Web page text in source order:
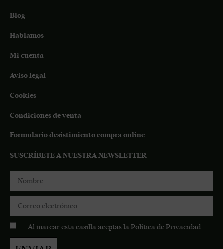
Blog
Hablamos
Mi cuenta
Aviso legal
Cookies
Condiciones de venta
Formulario desistimiento compra online
SUSCRÍBETE A NUESTRA NEWSLETTER
Al marcar esta casilla aceptas la Política de Privacidad.